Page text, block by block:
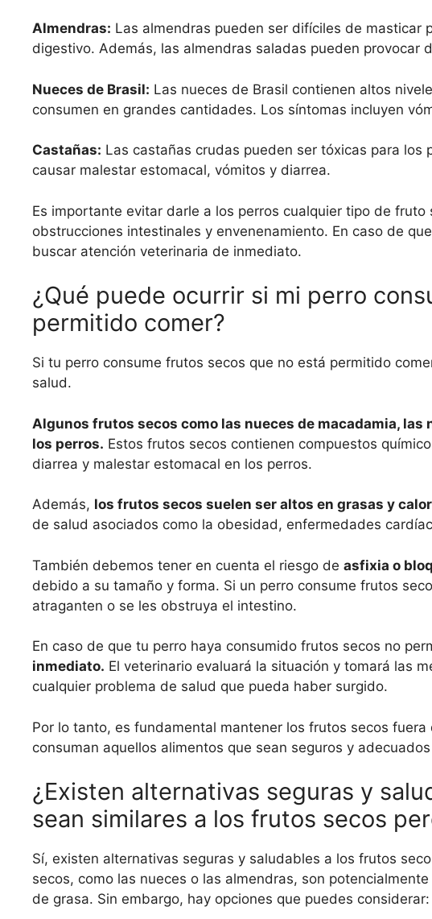
Almendras: Las almendras pueden ser difíciles de masticar
digestivo. Además, las almendras saladas pueden provocar
Nueces de Brasil: Las nueces de Brasil contienen altos
consumen en grandes cantidades. Los síntomas incluyen
Castañas: Las castañas crudas pueden ser tóxicas para
causar malestar estomacal, vómitos y diarrea.
Es importante evitar darle a los perros cualquier tipo de
obstrucciones intestinales y envenenamiento. En caso de
buscar atención veterinaria de inmediato.
¿Qué puede ocurrir si mi perro
permitido comer?
Si tu perro consume frutos secos que no está permitido
salud.
Algunos frutos secos como las nueces de macadamia,
los perros. Estos frutos secos contienen compuestos
diarrea y malestar estomacal en los perros.
Además, los frutos secos suelen ser altos en grasas y
de salud asociados como la obesidad, enfermedades
También debemos tener en cuenta el riesgo de asfixia o
debido a su tamaño y forma. Si un perro consume frutos
atraganten o se les obstruya el intestino.
En caso de que tu perro haya consumido frutos secos no
inmediato. El veterinario evaluará la situación y tomará las
cualquier problema de salud que pueda haber surgido.
Por lo tanto, es fundamental mantener los frutos secos
consuman aquellos alimentos que sean seguros y
¿Existen alternativas seguras y
sean similares a los frutos secos
Sí, existen alternativas seguras y saludables a los frutos
secos, como las nueces o las almendras, son
de grasa. Sin embargo, hay opciones que puedes considerar: